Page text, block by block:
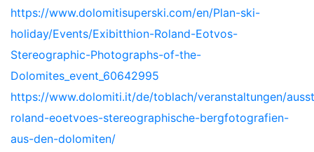
https://www.dolomitisuperski.com/en/Plan-ski-
holiday/Events/Exibitthion-Roland-Eotvos-
Stereographic-Photographs-of-the-
Dolomites_event_60642995
https://www.dolomiti.it/de/toblach/veranstaltungen/
roland-eoetvoes-stereographische-bergfotografien-
aus-den-dolomiten/